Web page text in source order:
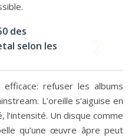
des
selon les
refuser les albums
L’oreille s’aiguise en
l’intensité. Un disque comme
qu’une œuvre âpre peut